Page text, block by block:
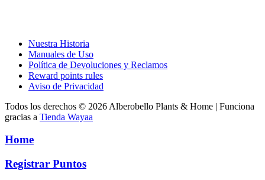
Nuestra Historia
Manuales de Uso
Política de Devoluciones y Reclamos
Reward points rules
Aviso de Privacidad
Todos los derechos © 2026 Alberobello Plants & Home | Funciona
gracias a Tienda Wayaa
Home
Registrar Puntos